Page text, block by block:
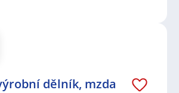
dělník, mzda